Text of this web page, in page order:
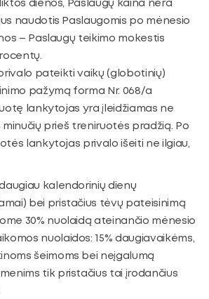
dienos, Paslaugų kaina nėra
naudotis Paslaugomis po mėnesio
– Paslaugų teikimo mokestis
pateikti vaikų (globotinių)
pažymą forma Nr. 068/a
lankytojas yra įleidžiamas ne
minučių prieš treniruotės pradžią. Po
lankytojas privalo išeiti ne ilgiau,
kalendorinių dienų
bei pristačius tėvų pateisinimą
30% nuolaidą ateinančio mėnesio
nuolaidos: 15% daugiavaikėms,
šeimoms bei neįgalumą
tik pristačius tai įrodančius